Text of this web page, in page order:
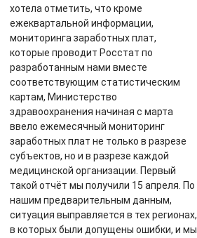
хотела отметить, что кроме
ежеквартальной информации,
мониторинга заработных плат,
которые проводит Росстат по
разработанным нами вместе
соответствующим статистическим
картам, Министерство
здравоохранения начиная с марта
ввело ежемесячный мониторинг
заработных плат не только в разрезе
субъектов, но и в разрезе каждой
медицинской организации. Первый
такой отчёт мы получили 15 апреля. По
нашим предварительным данным,
ситуация выправляется в тех регионах,
в которых были допущены ошибки, и мы